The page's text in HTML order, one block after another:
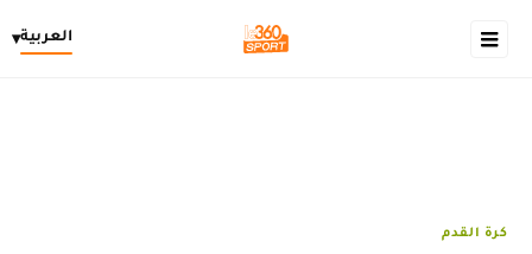
العربية▾
كرة القدم